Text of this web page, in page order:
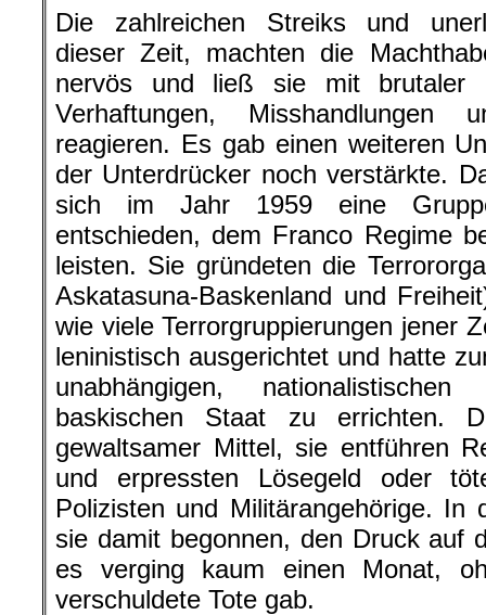
Die zahlreichen Streiks und
dieser Zeit, machten die
nervös und ließ sie mit brutaler
Verhaftungen, Misshandlungen
reagieren. Es gab einen weiteren
der Unterdrücker noch verstärkte.
sich im Jahr 1959 eine
entschieden, dem Franco Regime
leisten. Sie gründeten die
Askatasuna-Baskenland und
wie viele Terrorgruppierungen jener
leninistisch ausgerichtet und hatte
unabhängigen,
baskischen Staat zu errichten.
gewaltsamer Mittel, sie entführen
und erpressten Lösegeld oder
Polizisten und Militärangehörige. In
sie damit begonnen, den Druck auf
es verging kaum einen Monat,
verschuldete Tote gab.